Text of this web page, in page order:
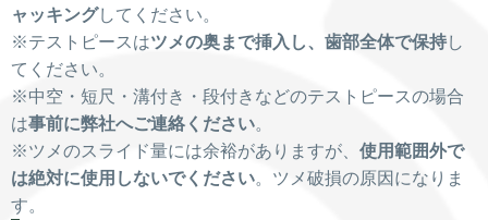
ャッキングしてください。
※テストピースはツメの奥まで挿入し、歯部全体で保持し
てください。
※中空・短尺・溝付き・段付きなどのテストピースの場合
は事前に弊社へご連絡ください。
※ツメのスライド量には余裕がありますが、 使用範囲外で
は絶対に使用しないでください。ツメ破損の原因になりま
す。